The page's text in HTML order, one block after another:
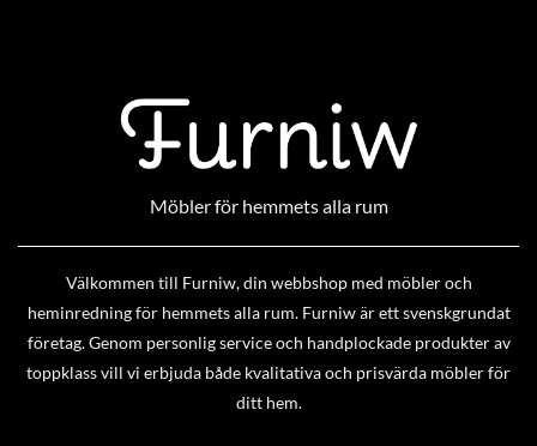
Möbler för hemmets alla rum
Välkommen till Furniw, din webbshop med möbler och
heminredning för hemmets alla rum. Furniw är ett svenskgrundat
företag. Genom personlig service och handplockade produkter av
toppklass vill vi erbjuda både kvalitativa och prisvärda möbler för
ditt hem.